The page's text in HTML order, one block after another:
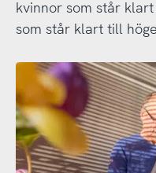
kvinnor som står
som står klart till